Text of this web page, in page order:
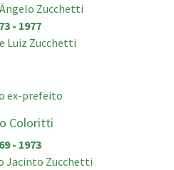
Zucchetti
- 1977
Luiz Zucchetti
Coloritti
- 1973
Jacinto Zucchetti